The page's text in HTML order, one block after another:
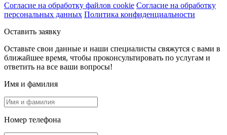
Согласие на обработку файлов cookie Согласие на обработку
персональных данных Политика конфиденциальности
Оставить заявку
Оставьте свои данные и наши специалисты свяжутся с вами в
ближайшее время, чтобы проконсультировать по услугам и
ответить на все ваши вопросы!
Имя и фамилия
Номер телефона